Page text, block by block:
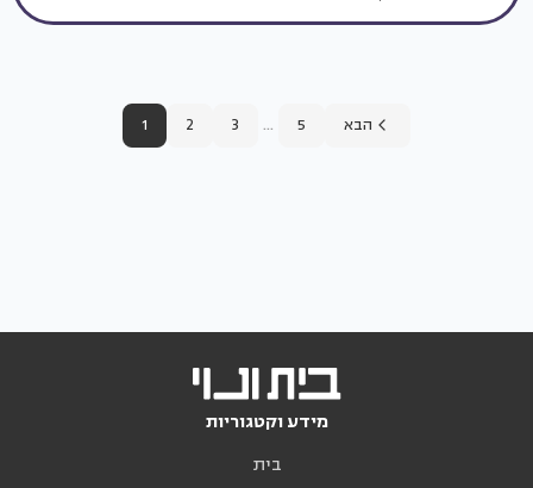
1 2 3 ... 5 הבא
מידע וקטגוריות
בית